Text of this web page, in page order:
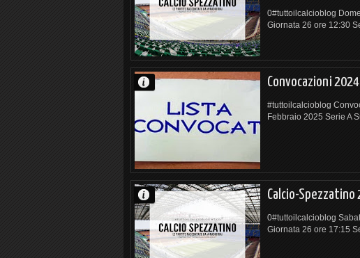
0#tuttoilcalcioblog
Giornata 26 ore 12:30
Convocazioni
#tuttoilcalcioblog
Febbraio 2025 Serie A
Calcio-Spezzatino
0#tuttoilcalcioblog
Giornata 26 ore 17:15